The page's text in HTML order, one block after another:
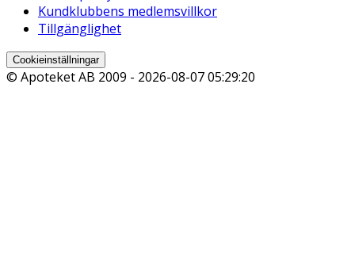
Kundklubbens medlemsvillkor
Tillgänglighet
Cookieinställningar
© Apoteket AB 2009 - 2026-08-07 05:29:20